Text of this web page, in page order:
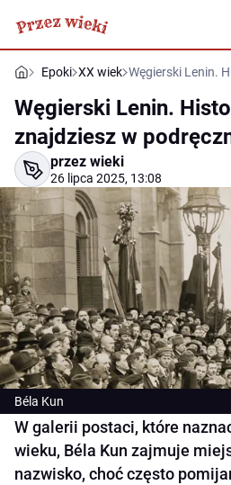
Epoki XX wiek Węgierski Lenin.
Węgierski Lenin.
znajdziesz w
przez wieki
26 lipca 2025, 13:08
Béla Kun
W galerii postaci, które
wieku, Béla Kun zajmuje
nazwisko, choć często